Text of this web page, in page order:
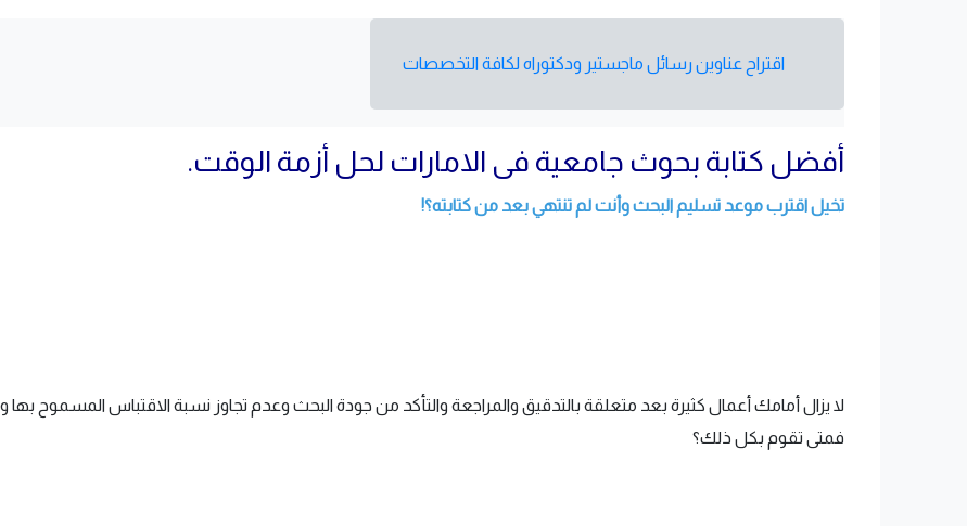
اقتراح عناوين رسائل ماجستير ودكتوراه لكافة التخصصات
أفضل كتابة بحوث جامعية فى الامارات لحل أزمة الوقت.
تخيل اقترب موعد تسليم البحث وأنت لم تنتهي بعد من كتابته؟!
لا يزال أمامك أعمال كثيرة بعد متعلقة بالتدقيق والمراجعة والتأكد من جودة البحث وعدم تجاوز نسبة الاقتباس المسموح بها
فمتى تقوم بكل ذلك؟